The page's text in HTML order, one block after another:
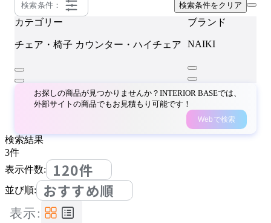
検索条件： 検索条件をクリア
カテゴリー
チェア・椅子 カウンター・ハイチェア
ブランド
NAIKI
お探しの商品が見つかりませんか？INTERIOR BASEでは、
外部サイトの商品でもお見積もり可能です！
Webで検索
検索結果
3件
表示件数:
120件
並び順: おすすめ順
表示: